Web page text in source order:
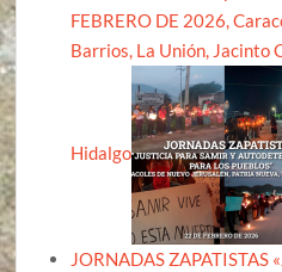
FEBRERO DE 2026,
Barrios, La Unión, Jacinto
Hidalgo
JORNADAS ZAPATISTAS